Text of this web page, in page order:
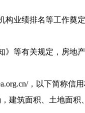
构业绩排名等工作奠
等有关规定，房地
，以下简称信
建筑面积、土地面